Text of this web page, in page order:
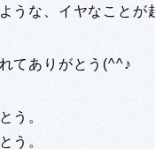
うな、イヤなことが
てありがとう(^^♪
う。
う。